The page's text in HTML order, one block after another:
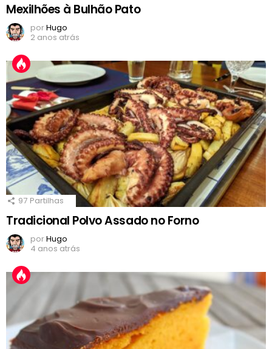
Mexilhões à Bulhão Pato
porHugo
2 anos atrás
97 Partilhas
Tradicional Polvo Assado no Forno
porHugo
4 anos atrás